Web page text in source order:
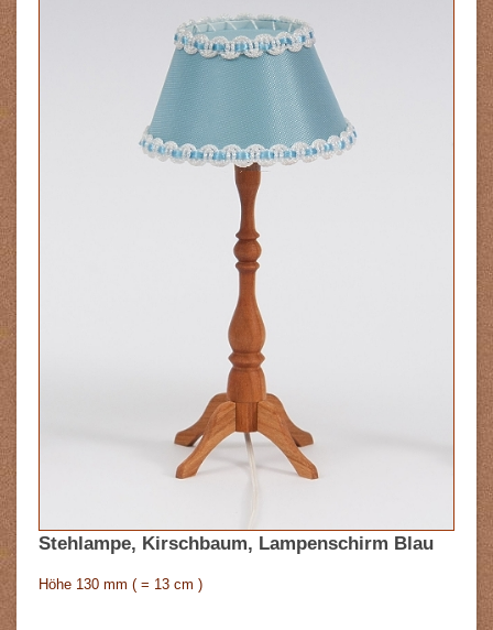
Stehlampe, Kirschbaum, Lampenschirm Blau
Höhe 130 mm ( = 13 cm )